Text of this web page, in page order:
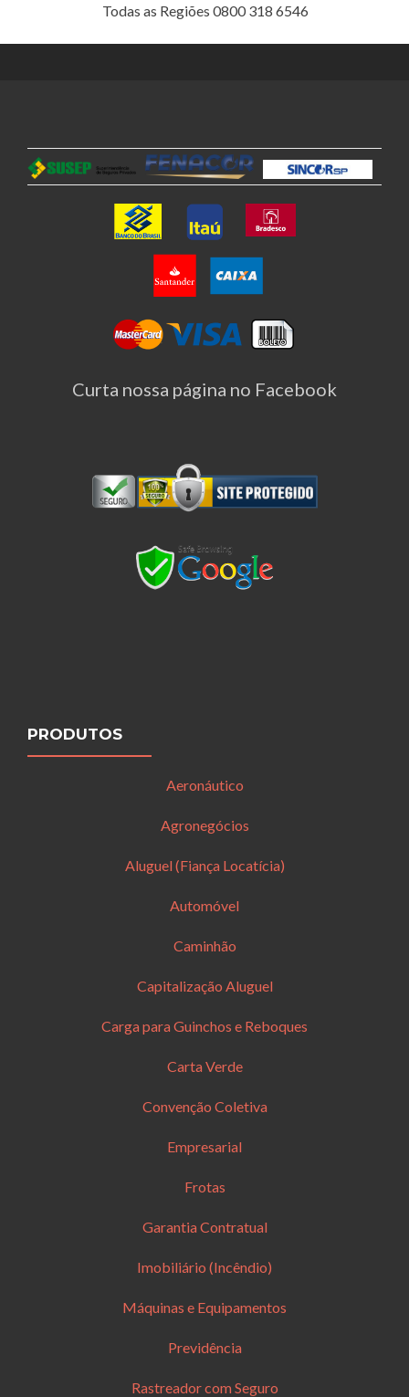
Todas as Regiões 0800 318 6546
Curta nossa página no Facebook
PRODUTOS
Aeronáutico
Agronegócios
Aluguel (Fiança Locatícia)
Automóvel
Caminhão
Capitalização Aluguel
Carga para Guinchos e Reboques
Carta Verde
Convenção Coletiva
Empresarial
Frotas
Garantia Contratual
Imobiliário (Incêndio)
Máquinas e Equipamentos
Previdência
Rastreador com Seguro